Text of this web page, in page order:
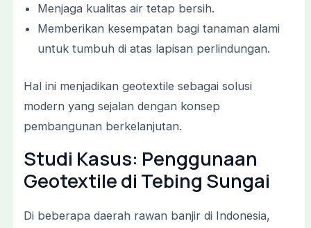
Menjaga kualitas air tetap bersih.
Memberikan kesempatan bagi tanaman alami
untuk tumbuh di atas lapisan perlindungan.
Hal ini menjadikan geotextile sebagai solusi
modern yang sejalan dengan konsep
pembangunan berkelanjutan.
Studi Kasus: Penggunaan
Geotextile di Tebing Sungai
Di beberapa daerah rawan banjir di Indonesia,